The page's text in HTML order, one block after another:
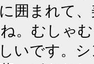
囲まれて
。むしゃ
いです。